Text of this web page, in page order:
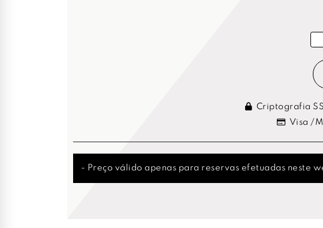
Criptografia
Visa /
- Preço válido apenas para reservas efetuadas neste